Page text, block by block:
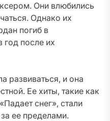
Они влюбились
Однако их
погиб в
год после их
развиваться, и она
Ее хиты, такие как
снег», стали
ее пределами.